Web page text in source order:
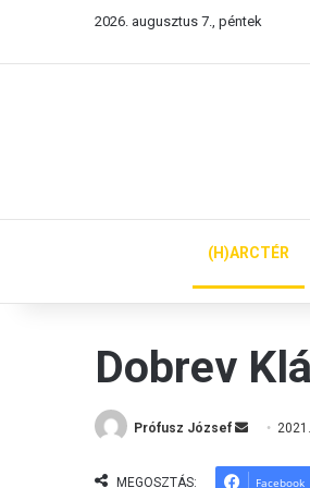
2026. augusztus 7., péntek
(H)ARCTÉR
Dobrev
Prófusz József
MEGOSZTÁS: Facebook